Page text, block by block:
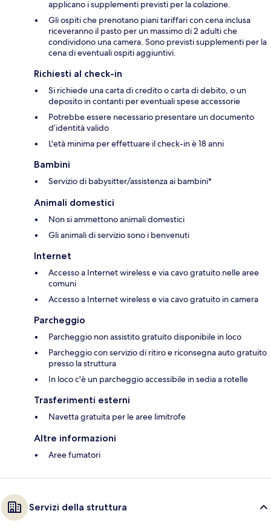
applicano i supplementi previsti per la colazione.
Gli ospiti che prenotano piani tariffari con cena inclusa
riceveranno il pasto per un massimo di 2 adulti che
condividono una camera. Sono previsti supplementi per la
cena di eventuali ospiti aggiuntivi.
Richiesti al check-in
Si richiede una carta di credito o carta di debito, o un
deposito in contanti per eventuali spese accessorie
Potrebbe essere necessario presentare un documento
d’identità valido
L'età minima per effettuare il check-in è 18 anni
Bambini
Servizio di babysitter/assistenza ai bambini*
Animali domestici
Non si ammettono animali domestici
Gli animali di servizio sono i benvenuti
Internet
Accesso a Internet wireless e via cavo gratuito nelle aree
comuni
Accesso a Internet wireless e via cavo gratuito in camera
Parcheggio
Parcheggio non assistito gratuito disponibile in loco
Parcheggio con servizio di ritiro e riconsegna auto gratuito
presso la struttura
In loco c'è un parcheggio accessibile in sedia a rotelle
Trasferimenti esterni
Navetta gratuita per le aree limitrofe
Altre informazioni
Aree fumatori
Servizi della struttura